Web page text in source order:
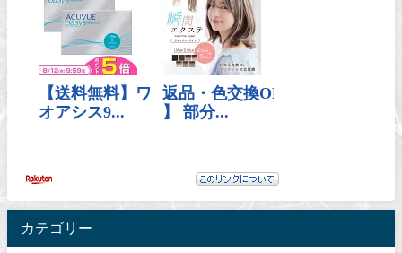
カテゴリー